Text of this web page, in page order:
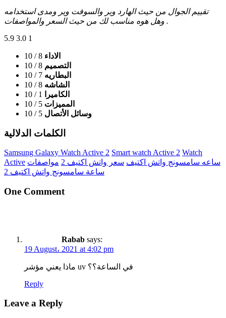
تقييم الجوال من حيث الهارد وير والسوفت وير ومدى استخدامه
وهل هوه مناسب لك من حيث السعر والمواصفات .
5.9 3.0 1
الاداء 8
/ 10
التصميم 8
/ 10
البطاريه 7
/ 10
الشاشه 8
/ 10
الكاميرا
1
/ 10
المميزات 5
/ 10
وسائل الأتصال 5
/ 10
الكلمات الدلالية
Samsung Galaxy Watch Active 2 Smart watch Active 2 Watch
Active
ساعه سامسونج واتش اكتيف سعر واتش اكتيف 2
مواصفات
ساعة سامسونج واتش اكتيف 2
One Comment
Rabab says:
19 August، 2021 at 4:02 pm
ماذا يعني مؤشر uv في الساعة؟؟
Reply
Leave a Reply